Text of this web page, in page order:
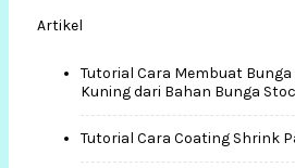
Artikel
Tutorial Cara Membuat
Kuning dari Bahan Bunga
Tutorial Cara Coating Shrink